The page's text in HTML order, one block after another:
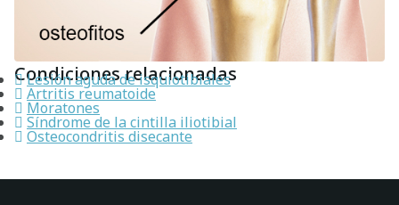
Condiciones relacionadas
Lesión aguda de isquiotibiales
Artritis reumatoide
Moratones
Síndrome de la cintilla iliotibial
Osteocondritis disecante